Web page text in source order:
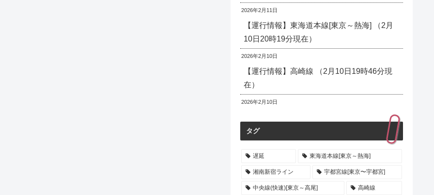
2026年2月11日
【運行情報】東海道本線[東京～熱海] （2月
10日20時19分現在）
2026年2月10日
【運行情報】高崎線 （2月10日19時46分現
在）
2026年2月10日
タグ
遅延 東海道本線[東京～熱海]
湘南新宿ライン 宇都宮線[東京〜宇都宮]
中央線(快速)[東京～高尾] 高崎線